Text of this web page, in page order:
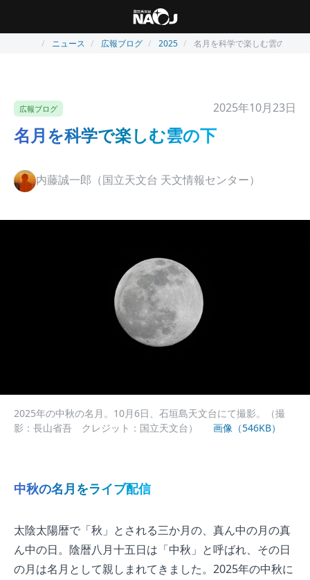
ニュース 広報ブログ 2025 名月を科学で楽しむ雲の下
広報ブログ 2025年10月23日
名月を科学で楽しむ雲の下
内藤誠一郎（国立天文台 天文情報センター）
2025年の中秋の名月。10月6日、石垣島天文台にて撮影。（撮
影：長山省吾 クレジット：国立天文台）
画像（546KB）
中秋の名月をライブ配信
太陰太陽暦で「秋」とされる三か月の、真ん中の月の真
ん中の日。陰暦八月十五日は「中秋」と呼ばれ、その日
の月は名月として親しまれてきました。2025年の中秋に